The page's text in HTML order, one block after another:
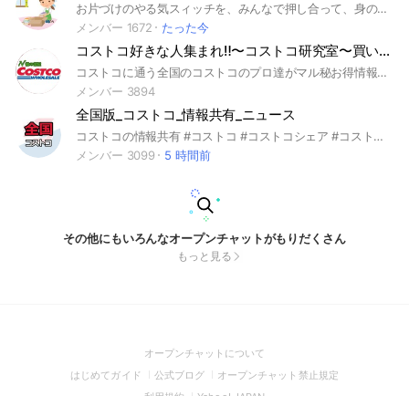
お片づけのやる気スィッチを、みんなで押し合って、身の回りも気持ちもスッキリ、美しくし合いましょ♡ 注❗️入室後は、発言前にトークページ一番上に表示されている【アナウンス】&お部屋のルールをご確認ください。
メンバー 1672
たった今
コストコ好きな人集まれ‼️〜コストコ研究室〜買い物・お得情報
コストコに通う全国のコストコのプロ達がマル秘お得情報などを紹介するグループです‼️
メンバー 3894
全国版_コストコ_情報共有_ニュース
コストコの情報共有 #コストコ #コストコシェア #コストコ好きな人 #QSコストコ全国 #コストコ情報共有 #コストコ小分け #キャンペーン #コストコセール情報 #コストコ新商品
メンバー 3099
5 時間前
その他にもいろんなオープンチャットがもりだくさん
もっと見る
オープンチャットについて
in
はじめてガイド
(Open
in
公式ブログ
(Open
in
オープンチャット禁止規定(Open